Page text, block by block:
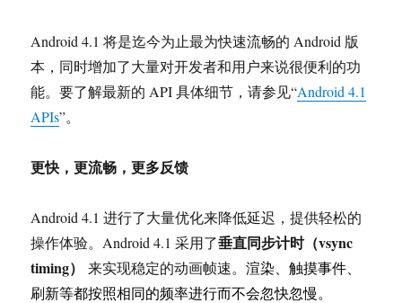
Android 4.1 将是迄今为止最为快速流畅的 Android 版
本，同时增加了大量对开发者和用户来说很便利的功
能。要了解最新的 API 具体细节，请参见“Android 4.1
APIs”。
更快，更流畅，更多反馈
Android 4.1 进行了大量优化来降低延迟，提供轻松的
操作体验。Android 4.1 采用了垂直同步计时（vsync
timing）来实现稳定的动画帧速。渲染、触摸事件、
刷新等都按照相同的频率进行而不会忽快忽慢。